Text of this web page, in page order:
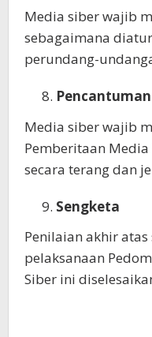
Media siber wajib
sebagaimana
perundang-
Media siber wajib
Pemberitaan
secara terang dan
Sengketa
Penilaian akhir
pelaksanaan
Siber ini